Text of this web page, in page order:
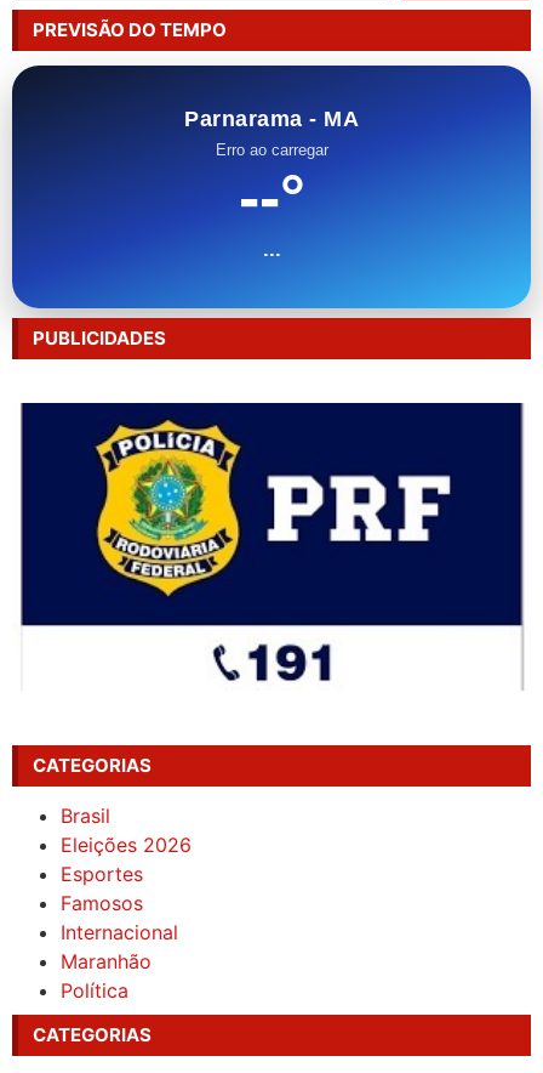
PREVISÃO DO TEMPO
Parnarama - MA
Erro ao carregar
--°
...
PUBLICIDADES
CATEGORIAS
Brasil
Eleições 2026
Esportes
Famosos
Internacional
Maranhão
Política
CATEGORIAS